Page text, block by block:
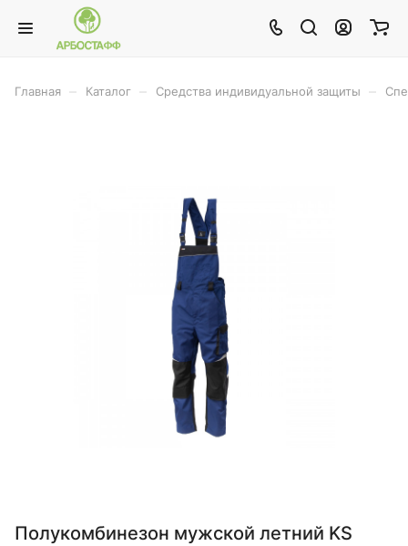
Главная Каталог Средства индивидуальной защиты
Полукомбинезон мужской летний KS